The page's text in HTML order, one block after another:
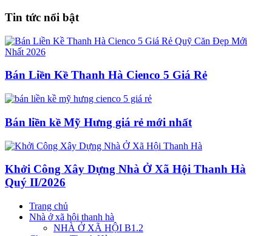
Tin tức nổi bật
Bán Liền Kề Thanh Hà Cienco 5 Giá Rẻ
Bán liền kề Mỹ Hưng giá rẻ mới nhất
Khởi Công Xây Dựng Nhà Ở Xã Hội Thanh Hà
Quý II/2026
Trang chủ
Nhà ở xã hội thanh hà
NHÀ Ở XÃ HỘI B1.2